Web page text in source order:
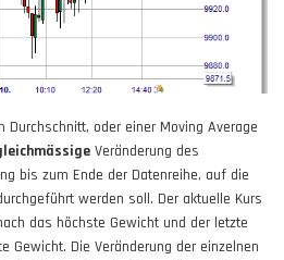
oder einer Moving Average
Veränderung des
bis zum Ende der Datenreihe, auf die
werden soll. Der aktuelle Kurs
das höchste Gewicht und der letzte
Gewicht. Die Veränderung der einzelnen